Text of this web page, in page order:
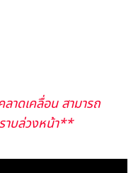
าดเคลื่อน สามารถ
าบล่วงหน้า**